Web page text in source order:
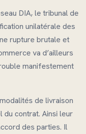
DIA, le tribunal de
unilatérale des
rupture brutale et
va d’ailleurs
manifestement
de livraison
du contrat. Ainsi leur
des parties. Il